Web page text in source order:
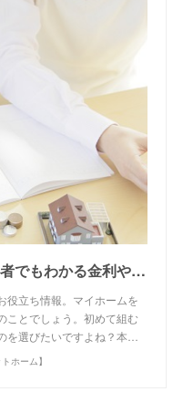
住宅ローンの選び方は？初心者でもわかる金利や団信、審査について徹底解説！｜【アットホーム】住まい・不動産のお役立ち情報＆ツール
役立ち情報。マイホームを
ことでしょう。初めて組む
を選びたいですよね？本…
ホーム】